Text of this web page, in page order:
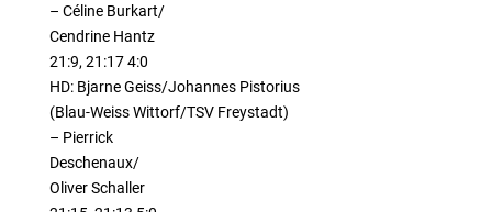
– Céline Burkart/
Cendrine Hantz
21:9, 21:17 4:0
HD: Bjarne Geiss/Johannes Pistorius
(Blau-Weiss Wittorf/TSV Freystadt)
– Pierrick
Deschenaux/
Oliver Schaller